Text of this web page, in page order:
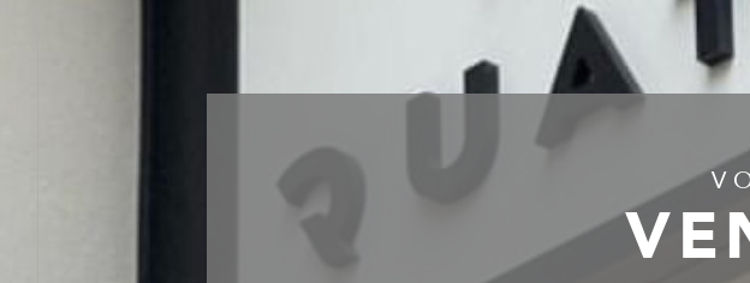
ensemble votre projet immobilier, et vous
accompagner ce tout au long de la rénovation, ou
encore l’aménagement de vos espaces.
Enfin, nous prenons en
charge la location ainsi que la gestion de votre bien,
que ce soit une location annuelle ou saisonnière.